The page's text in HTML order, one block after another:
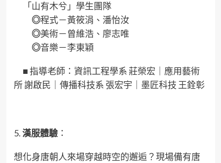
「山有木兮」學生團隊
◎程式－黃筱涓、潘怡汝
◎美術－曾維浩、廖志唯
◎音樂－李東穎
■指導老師：資訊工程學系 莊榮宏｜應用藝術
所 謝啟民｜傳播科技系 張宏宇｜墨匠科技 王銓彰
5.漢服體驗：
想化身唐朝人來場穿越時空的邂逅？現場備有唐